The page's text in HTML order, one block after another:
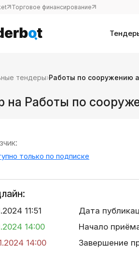
Торговое финансирование
тендеры›Работы по сооружению
на Работы по
только по подписке
11:51
Дата
14:00
Начало
14:00
Завершение